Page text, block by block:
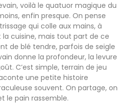
voilà le quatuor magique du
enfin presque. On pense
qui colle aux mains, à
la cuisine, mais tout part de ce
de blé tendre, parfois de seigle
donne la profondeur, la levure
C’est simple, terrain de jeu
une petite histoire
souvent. On partage, on
le pain rassemble.